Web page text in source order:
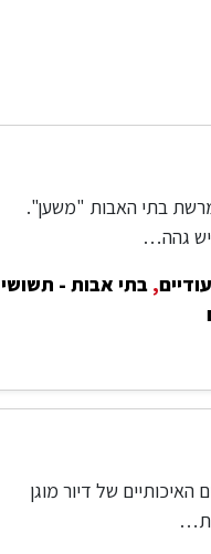
בתי האבות "משען".
גהה…
, בתי אבות - תשושי
של דיור מוגן